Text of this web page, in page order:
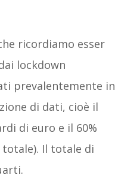
ricordiamo esser
lockdown
prevalentemente in
di dati, cioè il
di euro e il 60%
totale). Il totale di